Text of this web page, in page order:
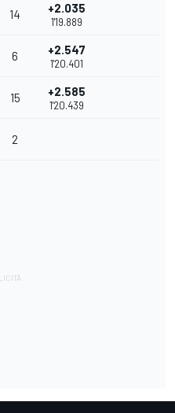
14 +2.035
1'19.889
6 +2.547
1'20.401
15 +2.585
1'20.439
2